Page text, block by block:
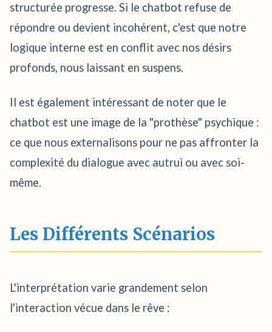
structurée progresse. Si le chatbot refuse de
répondre ou devient incohérent, c'est que notre
logique interne est en conflit avec nos désirs
profonds, nous laissant en suspens.
Il est également intéressant de noter que le
chatbot est une image de la "prothèse" psychique :
ce que nous externalisons pour ne pas affronter la
complexité du dialogue avec autrui ou avec soi-
même.
Les Différents Scénarios
L'interprétation varie grandement selon
l'interaction vécue dans le rêve :